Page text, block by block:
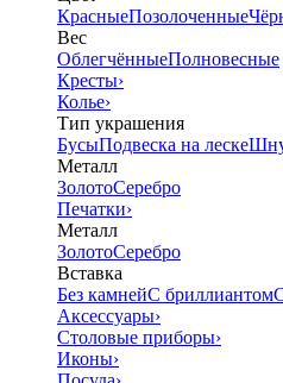
КрасныеПозолоченные
Вес
ОблегчённыеПолновесные
Кресты›
Колье›
Тип украшения
БусыПодвеска на леске
Металл
ЗолотоСеребро
Печатки›
Металл
ЗолотоСеребро
Вставка
Без камнейС бриллиантом
Аксессуары›
Столовые приборы›
Иконы›